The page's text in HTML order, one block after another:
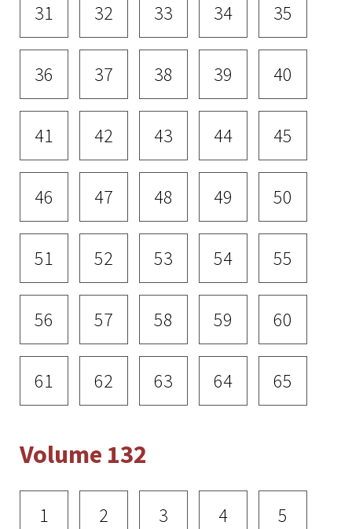
31 32 33 34 35
36 37 38 39 40
41 42 43 44 45
46 47 48 49 50
51 52 53 54 55
56 57 58 59 60
61 62 63 64 65
Volume 132
1 2 3 4 5